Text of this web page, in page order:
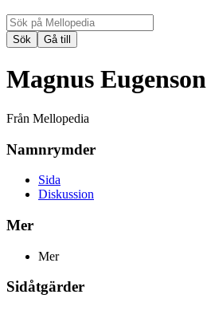
Magnus Eugenson
Från Mellopedia
Namnrymder
Sida
Diskussion
Mer
Mer
Sidåtgärder